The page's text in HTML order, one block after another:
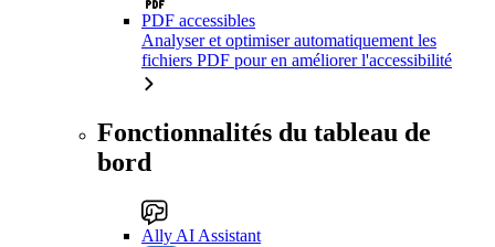
PDF accessibles
Analyser et optimiser automatiquement les
fichiers PDF pour en améliorer l'accessibilité
Fonctionnalités du tableau de
bord
Ally AI Assistant